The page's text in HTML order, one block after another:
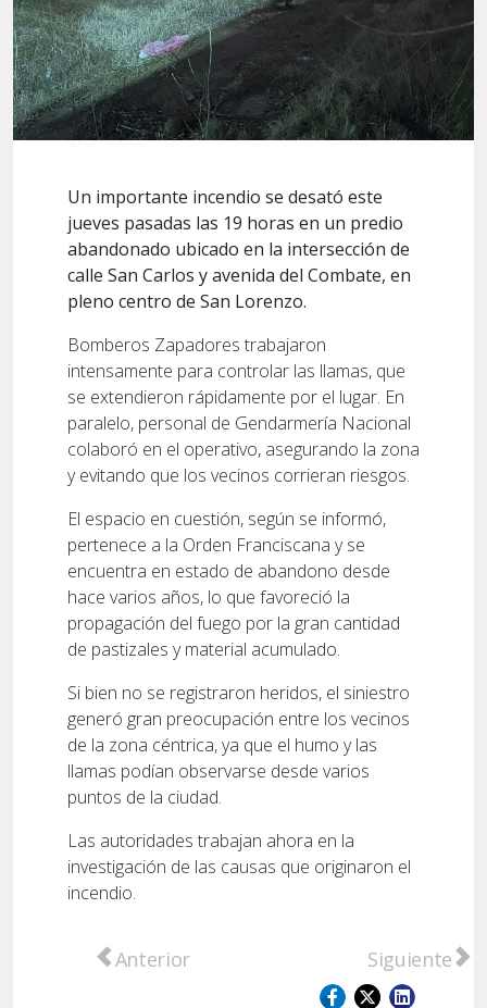
Un importante incendio se desató este
jueves pasadas las 19 horas en un predio
abandonado ubicado en la intersección de
calle San Carlos y avenida del Combate, en
pleno centro de San Lorenzo.
Bomberos Zapadores trabajaron
intensamente para controlar las llamas, que
se extendieron rápidamente por el lugar. En
paralelo, personal de Gendarmería Nacional
colaboró en el operativo, asegurando la zona
y evitando que los vecinos corrieran riesgos.
El espacio en cuestión, según se informó,
pertenece a la Orden Franciscana y se
encuentra en estado de abandono desde
hace varios años, lo que favoreció la
propagación del fuego por la gran cantidad
de pastizales y material acumulado.
Si bien no se registraron heridos, el siniestro
generó gran preocupación entre los vecinos
de la zona céntrica, ya que el humo y las
llamas podían observarse desde varios
puntos de la ciudad.
Las autoridades trabajan ahora en la
investigación de las causas que originaron el
incendio.
Artículo anterior: A 32 años del tornado
Anterior Artículo
Siguiente